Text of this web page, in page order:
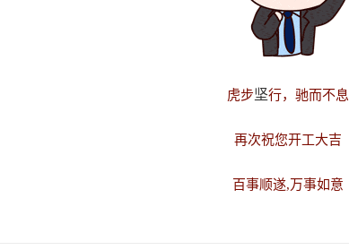
虎步坚行，驰而不息
再次祝您开工大吉
百事顺遂,万事如意